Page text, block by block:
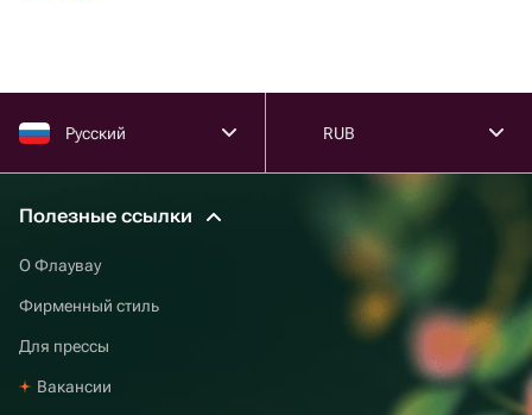
Русский RUB
Полезные ссылки
О Флаувау
Фирменный стиль
Для прессы
Вакансии